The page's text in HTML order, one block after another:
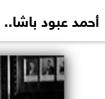
أحمد عبود